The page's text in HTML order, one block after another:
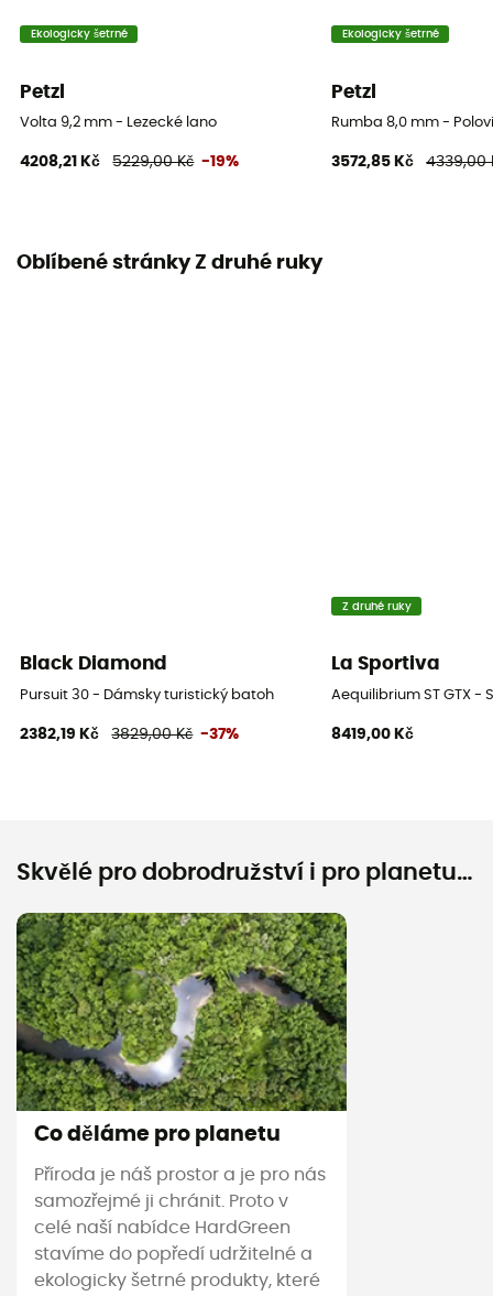
Přečtěte si příbalový leták
Prohlášení o shodě
Individuální ochranné vybavení
18 kN
Ekologicky šetrné
Petzl
Volta 9,2 mm - Lezecké lano
4208,21 Kč 5229,00 Kč -19%
Ekologicky šetrné
Petzl
Rumba 8,0 mm -
3572,85 Kč 4339,00
Oblíbené stránky Z druhé ruky
Black Diamond
Pursuit 30 - Dámsky turistický batoh
2382,19 Kč 3829,00 Kč -37%
Z druhé ruky
La Sportiva
Aequilibrium ST GTX -
8419,00 Kč
Skvělé pro dobrodružství i pro planetu…
Co děláme pro planetu
Příroda je náš prostor a je pro nás
samozřejmé ji chránit. Proto v
celé naší nabídce HardGreen
stavíme do popředí udržitelné a
ekologicky šetrné produkty, které